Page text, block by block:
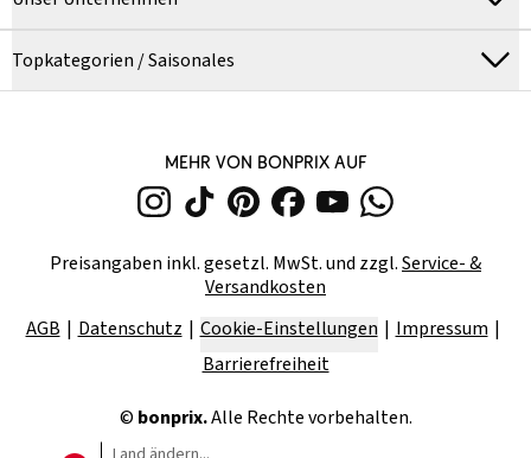
Topkategorien / Saisonales
MEHR VON BONPRIX AUF
Preisangaben inkl. gesetzl. MwSt. und zzgl.Service- &
Versandkosten
AGB
Datenschutz Cookie-Einstellungen
Impressum
Barrierefreiheit
© bonprix.Alle Rechte vorbehalten.